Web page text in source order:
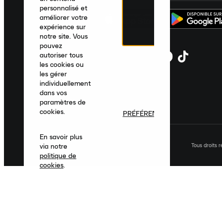
Tous droits
personnalisé et
améliorer votre
expérience sur
notre site. Vous
pouvez
autoriser tous
les cookies ou
les gérer
individuellement
dans vos
paramètres de
cookies.
En savoir plus
via notre
politique de
cookies.
PRÉFÉRENCES